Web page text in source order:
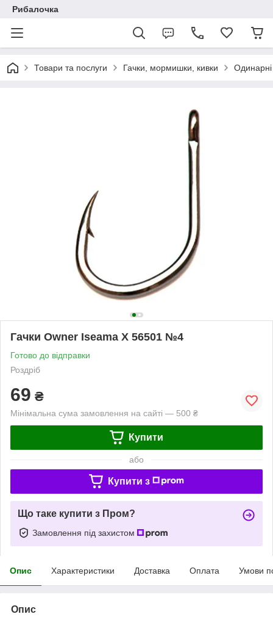
Рибалочка
Товари та послуги Гачки, мормишки, кивки
Гачки Owner Iseama X 56501 №4
Готово до відправки
Роздріб
69 ₴
Мінімальна сума замовлення на сайті — 500 ₴
Купити
або
Купити з
Що таке купити з Пром?
Замовлення під захистом
Опис Характеристики Доставка Оплата Умови
Опис